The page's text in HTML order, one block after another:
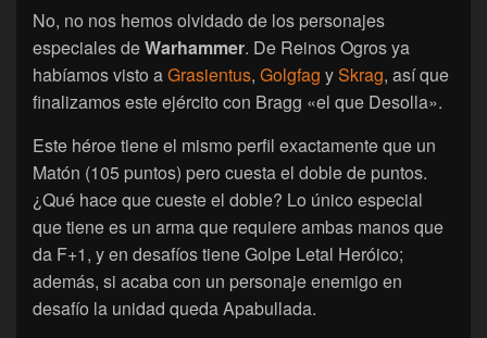
No, no nos hemos olvidado de los personajes
especiales deWarhammer. De Reinos Ogros ya
habíamos visto aGrasientus, Golgfag ySkrag, así que
finalizamos este ejército con Bragg «el que Desolla».
Este héroe tiene el mismo perfil exactamente que un
Matón (105 puntos) pero cuesta el doble de puntos.
¿Qué hace que cueste el doble? Lo único especial
que tiene es un arma que requiere ambas manos que
da F+1, y en desafíos tiene Golpe Letal Heróico;
además, si acaba con un personaje enemigo en
desafío la unidad queda Apabullada.